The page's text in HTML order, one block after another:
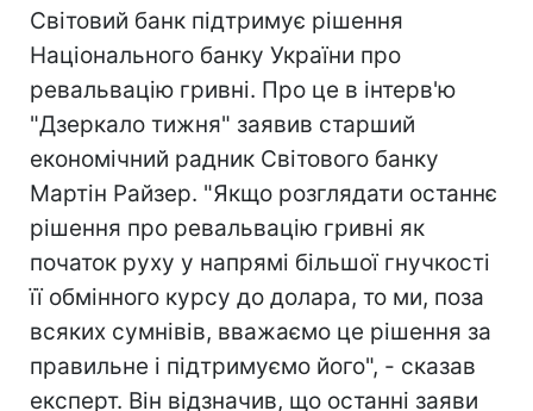
Світовий банк підтримує рішення
Національного банку України про
ревальвацію гривні. Про це в інтерв'ю
"Дзеркало тижня" заявив старший
економічний радник Світового банку
Мартін Райзер. "Якщо розглядати останнє
рішення про ревальвацію гривні як
початок руху у напрямі більшої гнучкості
її обмінного курсу до долара, то ми, поза
всяких сумнівів, вважаємо це рішення за
правильне і підтримуємо його", - сказав
експерт. Він відзначив, що останні заяви